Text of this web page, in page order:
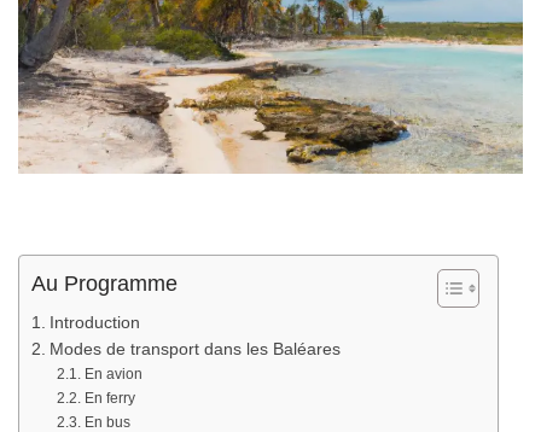
Au Programme
Introduction
Modes de transport dans les Baléares
En avion
En ferry
En bus